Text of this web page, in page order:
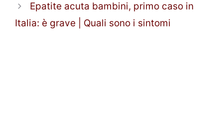
Epatite acuta bambini, primo caso in
Italia: è grave | Quali sono i sintomi